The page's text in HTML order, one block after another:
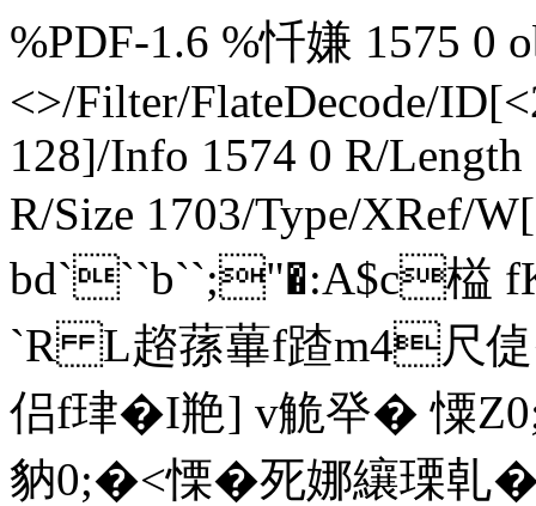
%PDF-1.6 %忏嫌 1575 0
<>/Filter/FlateDecode/
128]/Info 1574 0 R/
R/Size 1703/Type/XRef/
bd```b``;"�:A$c榏
`R L趦蓀蓽f蹅m4尺
侣f珒�I艵] v觤癷�
豽0;�<慄�死娜纕瑮乹